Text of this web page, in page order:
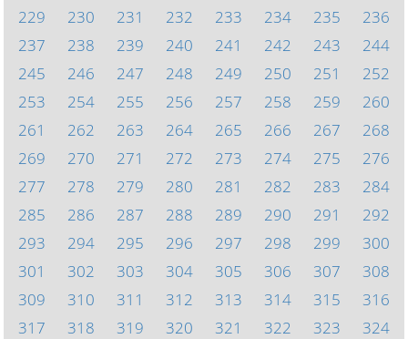
229
230 231 232 233 234 235
236
237
238 239 240 241 242 243
244
245
246 247 248 249 250 251
252
253
254 255 256 257 258 259
260
261
262 263 264 265 266 267
268
269
270 271 272 273 274 275
276
277
278 279 280 281 282 283
284
285
286 287 288 289 290 291
292
293
294 295 296 297 298 299
300
301
302 303 304 305 306 307
308
309
310 311 312 313 314 315
316
317
318 319 320 321 322 323
324